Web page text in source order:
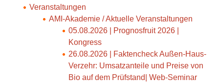
Veranstaltungen
AMI-Akademie / Aktuelle Veranstaltungen
05.08.2026 | Prognosfruit 2026 |
Kongress
26.08.2026 | Faktencheck Außen-Haus-
Verzehr: Umsatzanteile und Preise von
Bio auf dem Prüfstand| Web-Seminar